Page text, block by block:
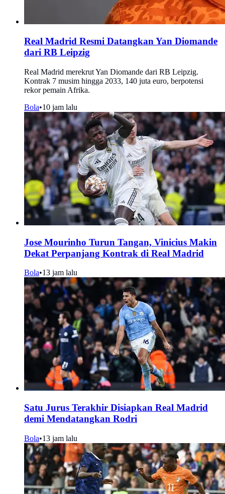
Real Madrid Resmi Datangkan Yan Diomande
dari RB Leipzig
Real Madrid merekrut Yan Diomande dari RB Leipzig.
Kontrak 7 musim hingga 2033, 140 juta euro, berpotensi
rekor pemain Afrika.
Bola•10 jam lalu
Jose Mourinho Turun Tangan, Vinicius Makin
Dekat Perpanjang Kontrak di Real Madrid
Bola•13 jam lalu
Satu Jurus Terakhir Disiapkan Real Madrid
demi Mendatangkan Rodri
Bola•13 jam lalu